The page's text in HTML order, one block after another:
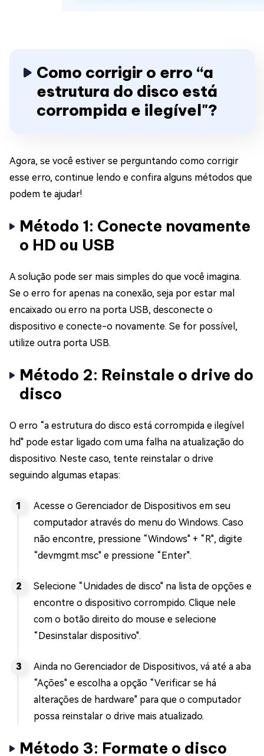
Como corrigir o erro “a
estrutura do disco está
corrompida e ilegível"?
Agora, se você estiver se perguntando como corrigir
esse erro, continue lendo e confira alguns métodos que
podem te ajudar!
Método 1: Conecte novamente
o HD ou USB
A solução pode ser mais simples do que você imagina.
Se o erro for apenas na conexão, seja por estar mal
encaixado ou erro na porta USB, desconecte o
dispositivo e conecte-o novamente. Se for possível,
utilize outra porta USB.
Método 2: Reinstale o drive do
disco
O erro “a estrutura do disco está corrompida e ilegível
hd" pode estar ligado com uma falha na atualização do
dispositivo. Neste caso, tente reinstalar o drive
seguindo algumas etapas:
Acesse o Gerenciador de Dispositivos em seu
computador através do menu do Windows. Caso
não encontre, pressione “Windows" + “R", digite
“devmgmt.msc" e pressione “Enter".
Selecione “Unidades de disco" na lista de opções e
encontre o dispositivo corrompido. Clique nele
com o botão direito do mouse e selecione
“Desinstalar dispositivo".
Ainda no Gerenciador de Dispositivos, vá até a aba
“Ações" e escolha a opção “Verificar se há
alterações de hardware" para que o computador
possa reinstalar o drive mais atualizado.
Método 3: Formate o disco